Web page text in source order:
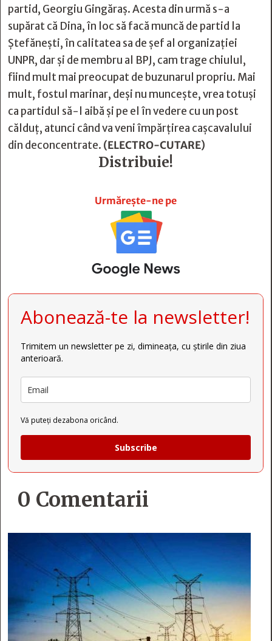
partid, Georgiu Gingăraş. Acesta din urmă s-a
supărat că Dina, în loc să facă muncă de partid la
Ştefăneşti, în calitatea sa de şef al organizaţiei
UNPR, dar şi de membru al BPJ, cam trage chiulul,
fiind mult mai preocupat de buzunarul propriu. Mai
mult, fostul marinar, deşi nu munceşte, vrea totuşi
ca partidul să-l aibă şi pe el în vedere cu un post
călduţ, atunci când va veni împărţirea caşcavalului
din deconcentrate. (ELECTRO-CUTARE)
Distribuie!
Urmărește-ne pe
Abonează-te la newsletter!
Trimitem un newsletter pe zi, dimineața, cu știrile din ziua
anterioară.
Vă puteți dezabona oricând.
Subscribe
0 Comentarii